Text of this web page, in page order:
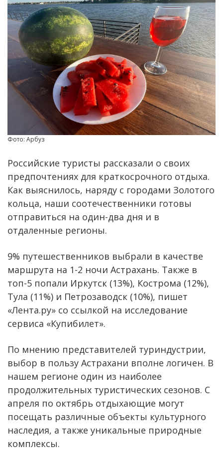
Фото: Арбуз
Российские туристы рассказали о своих
предпочтениях для краткосрочного отдыха.
Как выяснилось, наряду с городами Золотого
кольца, наши соотечественники готовы
отправиться на один-два дня и в
отдаленные регионы.
9% путешественников выбрали в качестве
маршрута на 1-2 ночи Астрахань. Также в
топ-5 попали Иркутск (13%), Кострома (12%),
Тула (11%) и Петрозаводск (10%), пишет
«Лента.ру» со ссылкой на исследование
сервиса «Купибилет».
По мнению представителей туриндустрии,
выбор в пользу Астрахани вполне логичен. В
нашем регионе один из наиболее
продолжительных туристических сезонов. С
апреля по октябрь отдыхающие могут
посещать различные объекты культурного
наследия, а также уникальные природные
комплексы.